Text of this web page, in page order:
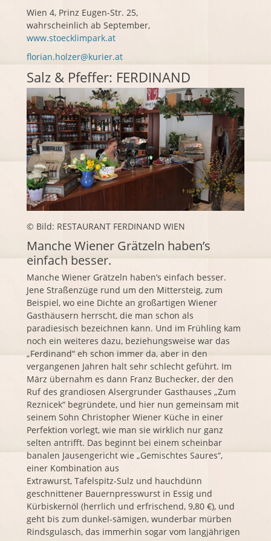
Wien 4, Prinz Eugen-Str. 25,
wahrscheinlich ab September,
www.stoecklimpark.at
florian.holzer@kurier.at
Salz & Pfeffer: FERDINAND
© Bild: RESTAURANT FERDINAND WIEN
Manche Wiener Grätzeln haben’s
einfach besser.
Manche Wiener Grätzeln haben’s einfach besser.
Jene Straßenzüge rund um den Mittersteig, zum
Beispiel, wo eine Dichte an großartigen Wiener
Gasthäusern herrscht, die man schon als
paradiesisch bezeichnen kann. Und im Frühling kam
noch ein weiteres dazu, beziehungsweise war das
„Ferdinand“ eh schon immer da, aber in den
vergangenen Jahren halt sehr schlecht geführt. Im
März übernahm es dann Franz Buchecker, der den
Ruf des grandiosen Alsergrunder Gasthauses „Zum
Reznicek“ begründete, und hier nun gemeinsam mit
seinem Sohn Christopher Wiener Küche in einer
Perfektion vorlegt, wie man sie wirklich nur ganz
selten antrifft. Das beginnt bei einem scheinbar
banalen Jausengericht wie „Gemischtes Saures“,
einer Kombination aus
Extrawurst, Tafelspitz-Sulz und hauchdünn
geschnittener Bauernpresswurst in Essig und
Kürbiskernöl (herrlich und erfrischend, 9,80 €), und
geht bis zum dunkel-sämigen, wunderbar mürben
Rindsgulasch, das immerhin sogar vom langjährigen